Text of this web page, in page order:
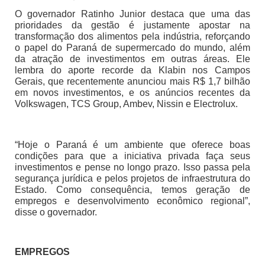
O governador Ratinho Junior destaca que uma das
prioridades da gestão é justamente apostar na
transformação dos alimentos pela indústria, reforçando
o papel do Paraná de supermercado do mundo, além
da atração de investimentos em outras áreas. Ele
lembra do aporte recorde da Klabin nos Campos
Gerais, que recentemente anunciou mais R$ 1,7 bilhão
em novos investimentos, e os anúncios recentes da
Volkswagen, TCS Group, Ambev, Nissin e Electrolux.
“Hoje o Paraná é um ambiente que oferece boas
condições para que a iniciativa privada faça seus
investimentos e pense no longo prazo. Isso passa pela
segurança jurídica e pelos projetos de infraestrutura do
Estado. Como consequência, temos geração de
empregos e desenvolvimento econômico regional”,
disse o governador.
EMPREGOS